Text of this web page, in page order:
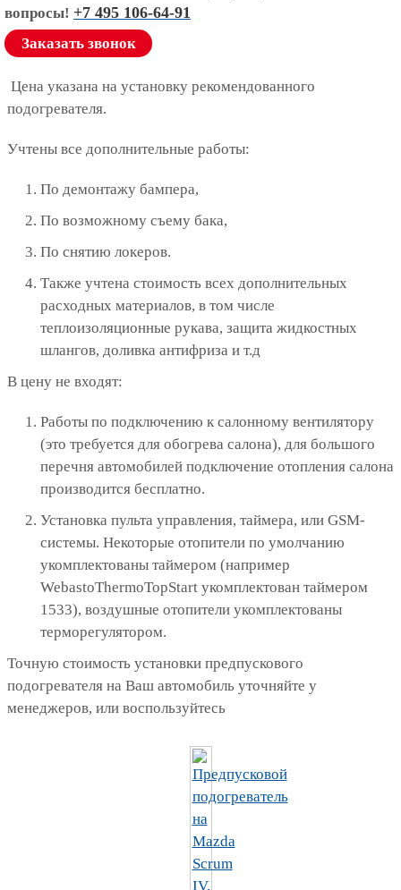
вопросы! +7 495 106-64-91
Заказать звонок
Цена указана на установку рекомендованного
подогревателя.
Учтены все дополнительные работы:
По демонтажу бампера,
По возможному съему бака,
По снятию локеров.
Также учтена стоимость всех дополнительных
расходных материалов, в том числе
теплоизоляционные рукава, защита жидкостных
шлангов, доливка антифриза и т.д
В цену не входят:
Работы по подключению к салонному вентилятору
(это требуется для обогрева салона), для большого
перечня автомобилей подключение отопления салона
производится бесплатно.
Установка пульта управления, таймера, или GSM-
системы. Некоторые отопители по умолчанию
укомплектованы таймером (например
WebastoThermoTopStart укомплектован таймером
1533), воздушные отопители укомплектованы
терморегулятором.
Точную стоимость установки предпускового
подогревателя на Ваш автомобиль уточняйте у
менеджеров, или воспользуйтесь